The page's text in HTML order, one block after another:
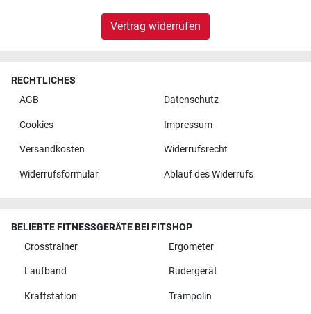
Vertrag widerrufen
RECHTLICHES
AGB
Datenschutz
Cookies Impressum
Versandkosten Widerrufsrecht
Widerrufsformular Ablauf des Widerrufs
BELIEBTE FITNESSGERÄTE BEI FITSHOP
Crosstrainer
Ergometer
Laufband Rudergerät
Kraftstation Trampolin